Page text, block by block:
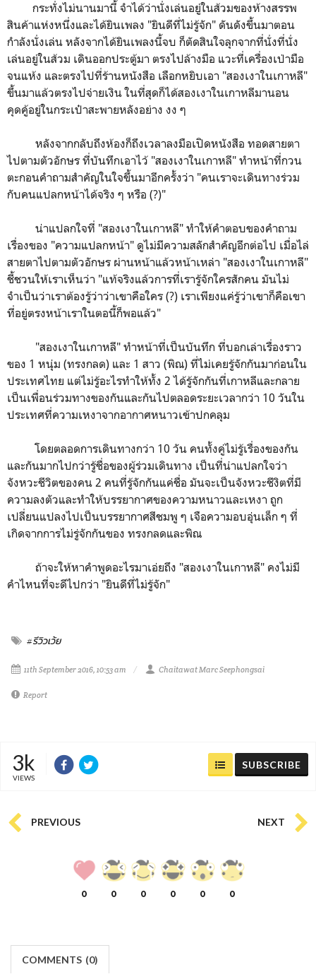
กระทั่งไม่นานมานี้ จำได้ว่านั่งเล่นอยู่ในส้วมของห้างสรรพ
สินค้าแห่งหนึ่งและได้ยินเพลง "ยินดีที่ไม่รู้จัก" ดันดังขึ้นมาตอน
กำลังนั่งเล่น หลังจากได้ยินเพลงนี้จบ ก็ตัดสินใจลุกจากที่นั่งที่นั่ง
เล่นอยู่ในส้วม เดินออกประตู้มา ตรงไปล้างมือ แวะที่เครื่องเป่ามือ
จนแห้ง และตรงไปที่ร้านหนังสือ เลือกหยิบเอา "สองเงาในเกาหลี"
ขึ้นมาแล้วตรงไปจ่ายเงิน ในที่สุดก็ได้สองเงาในเกาหลีมานอน
คุดคู้อยู่ในกระเป๋าสะพายหลังอย่าง งง ๆ
หลังจากกลับถึงห้องก็ถึงเวลาลงมือเปิดหนังสือ ทอดสายตา
ไปตามตัวอักษร ที่บันทึกเอาไว้ "สองเงาในเกาหลี" ทำหน้าที่กวน
ตะกอนคำถามสำคัญในใจขึ้นมาอีกครั้งว่า "คนเราจะเดินทางร่วม
กับคนแปลกหน้าได้จริง ๆ หรือ (?)"
น่าแปลกใจที่ "สองเงาในเกาหลี" ทำให้คำตอบของคำถาม
เรื่องของ "ความแปลกหน้า" ดูไม่มีความสลักสำคัญอีกต่อไป เมื่อไล่
สายตาไปตามตัวอักษร ผ่านหน้าแล้วหน้าเหล่า "สองเงาในเกาหลี"
ชี้ชวนให้เราเห็นว่า "แท้จริงแล้วการที่เรารู้จักใครสักคน มันไม่
จำเป็นว่าเราต้องรู้ว่าว่าเขาคือใคร (?) เราเพียงแค่รู้ว่าเขาก็คือเขา
ที่อยู่ตรงหน้าเราในตอนี้ก็พอแล้ว"
"สองเงาในเกาหลี" ทำหน้าที่เป็นบันทึก ที่บอกเล่าเรื่องราว
ของ 1 หนุ่ม (ทรงกลด) และ 1 สาว (พิณ) ที่ไม่เคยรู้จักกันมาก่อนใน
ประเทศไทย แต่ไม่รู้อะไรทำให้ทั้ง 2 ได้รู้จักกันที่เกาหลีและกลาย
เป็นเพื่อนร่วมทางของกันและกันไปตลอดระยะเวลากว่า 10 วันใน
ประเทศที่ความเหงาจากอากาศหนาวเข้าปกคลุม
โดยตลอดการเดินทางกว่า 10 วัน คนทั้งคู่ไม่รู้เรื่องของกัน
และกันมากไปกว่ารู้ชื่อของผู้ร่วมเดินทาง เป็นที่น่าแปลกใจว่า
จังหวะชีวิตของคน 2 คนที่รู้จักกันแค่ชื่อ มันจะเป็นจังหวะชีงิตที่มี
ความลงตัวและทำให้บรรยากาศของความหนาวและเหงา ถูก
เปลี่ยนแปลงไปเป็นบรรยากาศสีชมพู ๆ เจือความอบอุ่นเล็ก ๆ ที่
เกิดจากการไม่รู่จักกันของ ทรงกลดและพิณ
ถ้าจะให้หาคำพูดอะไรมาเอ่ยถึง "สองเงาในเกาหลี" คงไม่มี
คำไหนที่จะดีไปกว่า "ยินดีที่ไม่รู้จัก"
#รีวิวเว้ย
11th September 2016, 10:53 am Chaitawat Marc Seephongsai
Report
3k
VIEWS
SUBSCRIBE
PREVIOUS NEXT
0 0 0 0 0 0
COMMENTS (0)